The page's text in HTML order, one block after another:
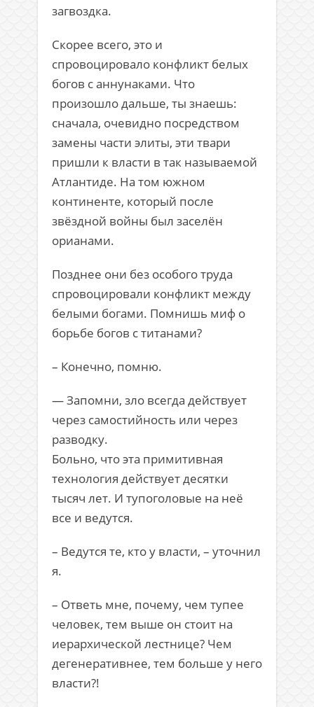
загвоздка.
Скорее всего, это и
спровоцировало конфликт белых
богов с аннунаками. Что
произошло дальше, ты знаешь:
сначала, очевидно посредством
замены части элиты, эти твари
пришли к власти в так называемой
Атлантиде. На том южном
континенте, который после
звёздной войны был заселён
орианами.
Позднее они без особого труда
спровоцировали конфликт между
белыми богами. Помнишь миф о
борьбе богов с титанами?
– Конечно, помню.
— Запомни, зло всегда действует
через самостийность или через
разводку.
Больно, что эта примитивная
технология действует десятки
тысяч лет. И тупоголовые на неё
все и ведутся.
– Ведутся те, кто у власти, – уточнил
я.
– Ответь мне, почему, чем тупее
человек, тем выше он стоит на
иерархической лестнице? Чем
дегенеративнее, тем больше у него
власти?!